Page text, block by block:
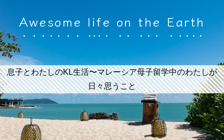
Awesome life on the Earth
息子とわたしのKL生活〜マレーシア母子留学中のわたしが
日々思うこと